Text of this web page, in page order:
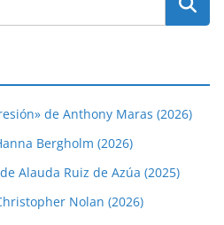
de Anthony Maras (2026)
Bergholm (2026)
Alauda Ruiz de Azúa (2025)
Nolan (2026)